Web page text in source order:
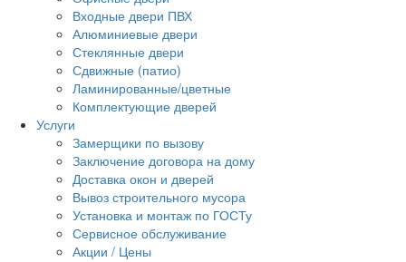
Входные двери ПВХ
Алюминиевые двери
Стеклянные двери
Сдвижные (патио)
Ламинированные/цветные
Комплектующие дверей
Услуги
Замерщики по вызову
Заключение договора на дому
Доставка окон и дверей
Вывоз строительного мусора
Установка и монтаж по ГОСТу
Сервисное обслуживание
Акции / Цены